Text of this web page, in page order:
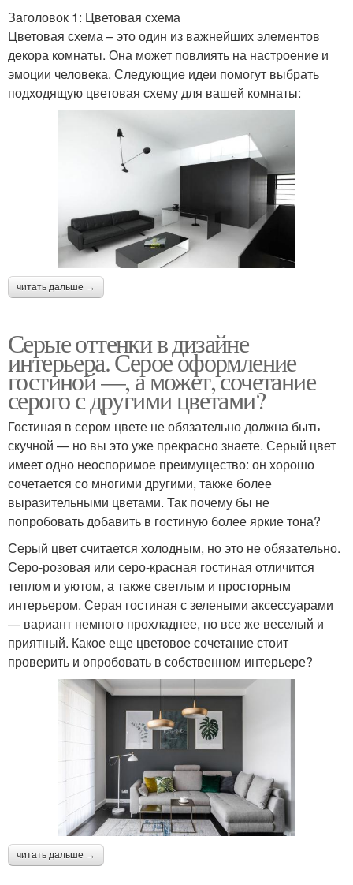
Заголовок 1: Цветовая схема
Цветовая схема – это один из важнейших элементов
декора комнаты. Она может повлиять на настроение и
эмоции человека. Следующие идеи помогут выбрать
подходящую цветовая схему для вашей комнаты:
читать дальше →
Серые оттенки в дизайне
интерьера. Серое оформление
гостиной —, а может, сочетание
серого с другими цветами?
Гостиная в сером цвете не обязательно должна быть
скучной — но вы это уже прекрасно знаете. Серый цвет
имеет одно неоспоримое преимущество: он хорошо
сочетается со многими другими, также более
выразительными цветами. Так почему бы не
попробовать добавить в гостиную более яркие тона?
Серый цвет считается холодным, но это не обязательно.
Серо-розовая или серо-красная гостиная отличится
теплом и уютом, а также светлым и просторным
интерьером. Серая гостиная с зелеными аксессуарами
— вариант немного прохладнее, но все же веселый и
приятный. Какое еще цветовое сочетание стоит
проверить и опробовать в собственном интерьере?
читать дальше →